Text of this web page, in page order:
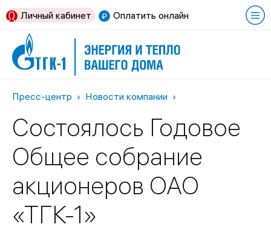
Оплатить онлайн
Личный кабинет
Пресс-центр Новости компании
Состоялось Годовое
Общее собрание
акционеров ОАО
«ТГК-1»